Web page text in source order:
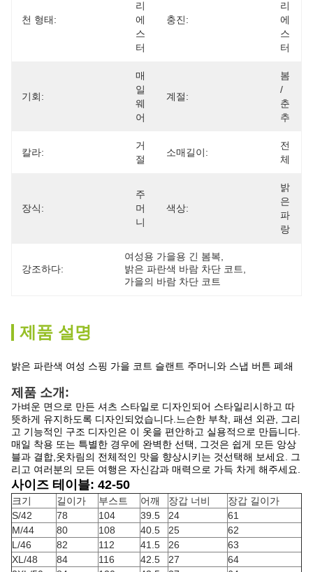
천 형태:
리
에
스
터
충진:
리
에
스
터
기회:
매
일
웨
어
계절:
봄
/
춘
추
칼라:
거
절
소매길이:
전
체
장식:
주
머
니
색상:
밝
은
파
랑
강조하다:
여성용 가을용 긴 봄복
밝은 파란색 바람 차단 코트
가을의 바람 차단 코트
제품 설명
밝은 파란색 여성 스핑 가을 코트 슬랜트 주머니와 스냅 버튼 폐쇄
제품 소개:
가벼운 면으로 만든 셔츠 스타일로 디자인되어 스타일리시하고 따
뜻하게 유지하도록 디자인되었습니다.느슨한 부착, 패션 외관, 그리
고 기능적인 구조 디자인은 이 옷을 편안하고 실용적으로 만듭니다.
매일 착용 또는 특별한 경우에 완벽한 선택, 그것은 쉽게 모든 앙상
블과 결합,옷차림의 전체적인 맛을 향상시키는 것선택해 보세요. 그
리고 여러분의 모든 여행은 자신감과 매력으로 가득 차게 해주세요.
사이즈 테이블: 42-50
크기 길이가 부스트 어깨 장갑 너비
장갑 길이가
S/42
78 104 39.5 24
61
M/44
80 108 40.5 25
62
L/46
82 112 41.5 26
63
XL/48
84 116 42.5 27
64